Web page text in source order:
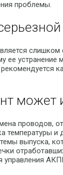
проблемы.
слишком
ее устранение
может
проводов,
температуры и
выпуска,
управления